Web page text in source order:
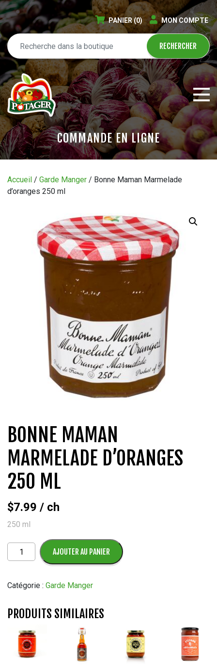
PANIER(0) MON COMPTE
COMMANDE EN LIGNE
CIRCULAIRE
QUI SOMMES-NOUS?
CARRIÈRES
CONTACT
CONCOURS
Accueil / Garde Manger / Bonne Maman Marmelade
d’oranges 250 ml
BONNE MAMAN
MARMELADE D’ORANGES
250 ML
$7.99 / ch
250 ml
quantité
de
Maman
250
AJOUTER AU PANIER
Catégorie : Garde Manger
PRODUITS SIMILAIRES